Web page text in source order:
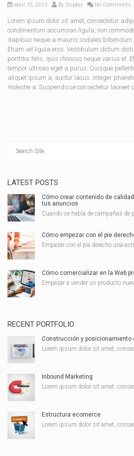
abril 15, 2015 By Sisplay No Comments
Lorem ipsum dolor sit amet, consectetur
condimentum accumsan ligula, non
dapibus neque a mauris sodales
Etiam vel ligula eros. Vestibulum dictum
porttitor felis, quis rhoncus neque varius et.
tempor ultrices eget a purus. Quisque
aliquet ipsum a, auctor lacus. Integer
molestie a. Suspendisse consectetur laoreet
LATEST POSTS
Cómo crear contenido de
tus anuncios
Cuando se habla de campañas de
Cómo empezar con el pie
Empezar con el pie derecho una
Cómo comercializar en la Web
Empezar a vender un producto
RECENT PORTFOLIO
Construcción y posicionamiento
Lorem ipsum dolor sit amet,
Inbound Marketing
Lorem ipsum dolor sit amet,
Estructura ecomerce
Lorem ipsum dolor sit amet,